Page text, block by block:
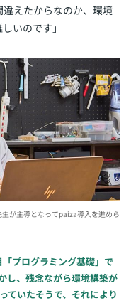
えたからなのか、環境
いのです」
生が主導となってpaiza導入を進めら
プログラミング基礎」で
し、残念ながら環境構築が
ていたそうで、それにより